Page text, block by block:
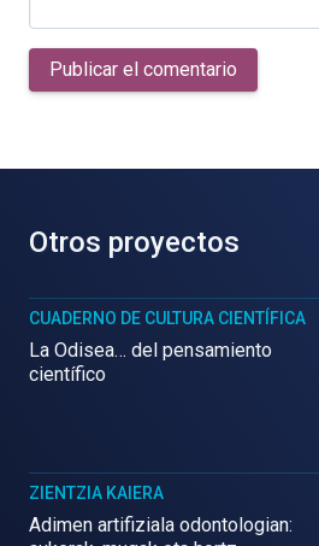
Publicar el comentario
Otros proyectos
CUADERNO DE CULTURA CIENTÍFICA
La Odisea… del pensamiento
científico
ZIENTZIA KAIERA
Adimen artifiziala odontologian: